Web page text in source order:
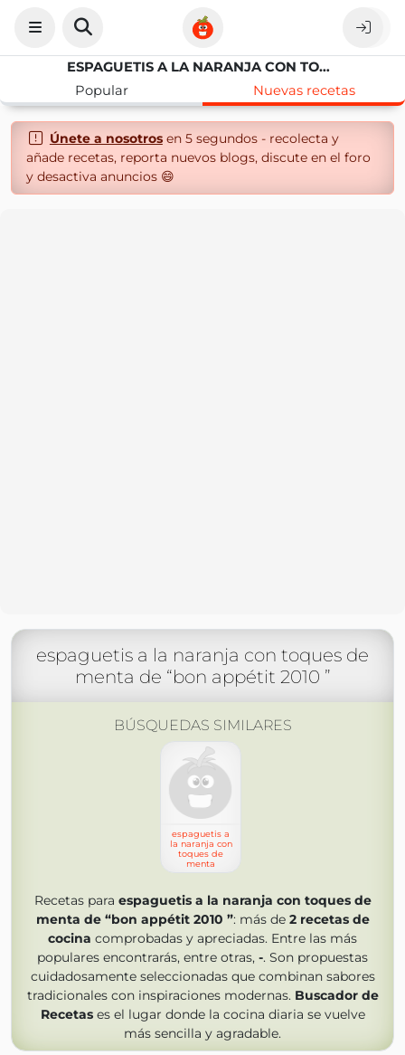
ESPAGUETIS A LA NARANJA CON TOQUES DE MENTA DE “BON APPÉTIT 2010 ”
Popular
Nuevas recetas
Únete a nosotrosen 5 segundos - recolecta y
añade recetas, reporta nuevos blogs, discute en el foro
y desactiva anuncios 😄
espaguetis a la naranja con toques de
menta de “bon appétit 2010 ”
BÚSQUEDAS SIMILARES
espaguetis a
la naranja con
toques de
menta
Recetas para espaguetis a la naranja con toques de
menta de “bon appétit 2010 ”: más de 2 recetas de
cocina comprobadas y apreciadas. Entre las más
populares encontrarás, entre otras, -. Son propuestas
cuidadosamente seleccionadas que combinan sabores
tradicionales con inspiraciones modernas. Buscador de
Recetases el lugar donde la cocina diaria se vuelve
más sencilla y agradable.